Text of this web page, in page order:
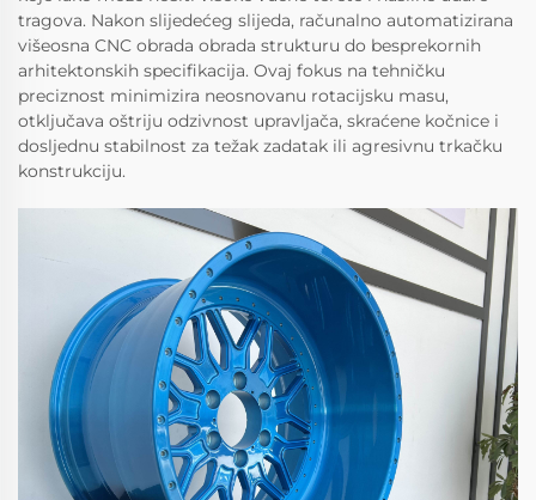
tragova. Nakon slijedećeg slijeda, računalno automatizirana
višeosna CNC obrada obrada strukturu do besprekornih
arhitektonskih specifikacija. Ovaj fokus na tehničku
preciznost minimizira neosnovanu rotacijsku masu,
otključava oštriju odzivnost upravljača, skraćene kočnice i
dosljednu stabilnost za težak zadatak ili agresivnu trkačku
konstrukciju.